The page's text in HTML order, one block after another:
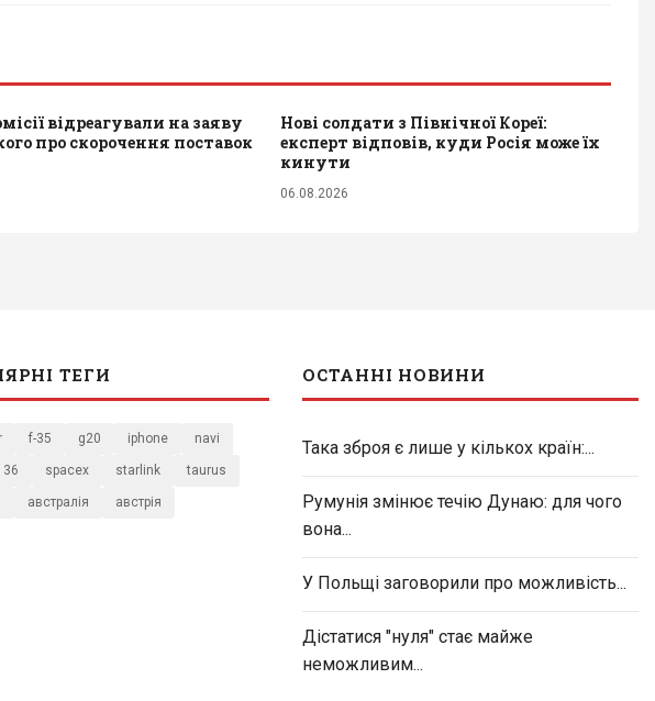
відреагували на заяву
про скорочення поставок
Нові солдати з Північної Кореї:
експерт відповів, куди Росія може їх
кинути
06.08.2026
ТЕГИ
f-35 g20 iphone navi
spacex starlink taurus
австралія австрія
ОСТАННІ НОВИНИ
Така зброя є лише у кількох країн:...
Румунія змінює течію Дунаю: для чого
вона...
У Польщі заговорили про можливість...
Дістатися "нуля" стає майже
неможливим...